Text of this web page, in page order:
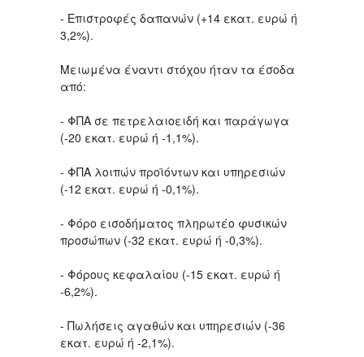
- Επιστροφές δαπανών (+14 εκατ. ευρώ ή
3,2%).
Μειωμένα έναντι στόχου ήταν τα έσοδα
από:
- ΦΠΑ σε πετρελαιοειδή και παράγωγα
(-20 εκατ. ευρώ ή -1,1%).
- ΦΠΑ λοιπών προϊόντων και υπηρεσιών
(-12 εκατ. ευρώ ή -0,1%).
- Φόρο εισοδήματος πληρωτέο φυσικών
προσώπων (-32 εκατ. ευρώ ή -0,3%).
- Φόρους κεφαλαίου (-15 εκατ. ευρώ ή
-6,2%).
- Πωλήσεις αγαθών και υπηρεσιών (-36
εκατ. ευρώ ή -2,1%).